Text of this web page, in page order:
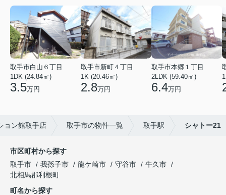
取手市白山６丁目
1DK (24.84㎡)
3.5万円
取手市新町４丁目
1K (20.46㎡)
2.8万円
取手市本郷１丁目
2LDK (59.40㎡)
6.4万円
ョン館取手店 取手市の物件一覧 取手駅 シャトー21
市区町村から探す
取手市
我孫子市 龍ケ崎市 守谷市
牛久市
北相馬郡利根町
町名から探す